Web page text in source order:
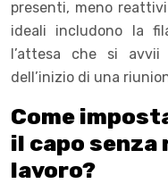
presenti, meno
ideali includono la
l’attesa che si
dell’inizio di una
Come
il capo
lavoro?